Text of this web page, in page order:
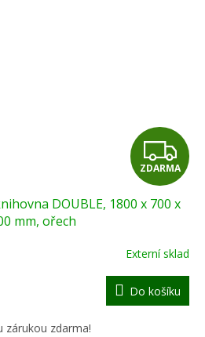
Z
D
A
R
M
A
ZDARMA
DOUBLE, 1800 x 700 x
mm, ořech
Externí sklad
Do košíku
zárukou zdarma!